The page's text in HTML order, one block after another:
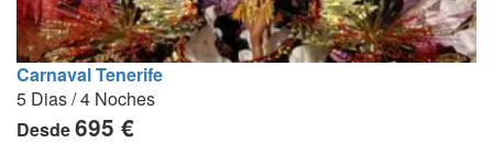
Carnaval Tenerife
5 Dias / 4 Noches
Desde695 €